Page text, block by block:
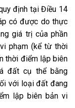
định tại Điều 14
có được do thực
giá trị của phần
phạm (kể từ thời
thời điểm lập biên
đất cụ thểbằng
với loại đất đang
lập biên bản vi